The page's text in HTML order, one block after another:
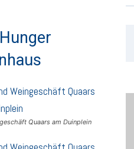
Quaars am Duinplein